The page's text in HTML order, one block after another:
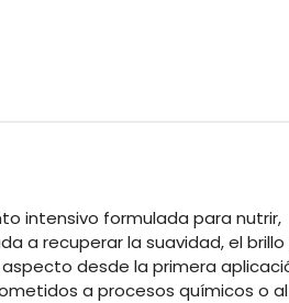
intensivo formulada para nutrir,
a recuperar la suavidad, el brillo
desde la primera
a procesos químicos o